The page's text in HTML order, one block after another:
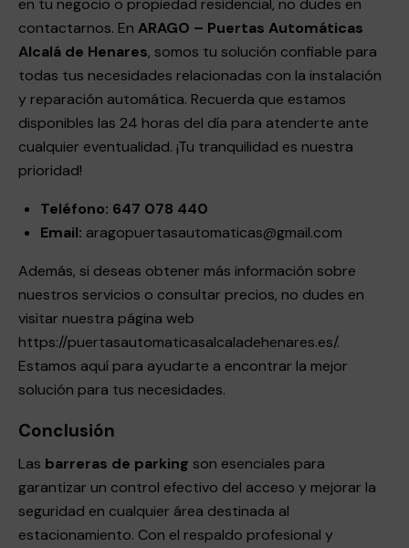
en tu negocio o propiedad residencial, no dudes en
contactarnos. En ARAGO – Puertas Automáticas
Alcalá de Henares, somos tu solución confiable para
todas tus necesidades relacionadas con la instalación
y reparación automática. Recuerda que estamos
disponibles las 24 horas del día para atenderte ante
cualquier eventualidad. ¡Tu tranquilidad es nuestra
prioridad!
Teléfono: 647 078 440
Email: aragopuertasautomaticas@gmail.com
Además, si deseas obtener más información sobre
nuestros servicios o consultar precios, no dudes en
visitar nuestra página web
https://puertasautomaticasalcaladehenares.es/.
Estamos aquí para ayudarte a encontrar la mejor
solución para tus necesidades.
Conclusión
Las barreras de parking son esenciales para
garantizar un control efectivo del acceso y mejorar la
seguridad en cualquier área destinada al
estacionamiento. Con el respaldo profesional y